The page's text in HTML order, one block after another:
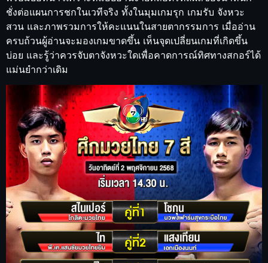
ชั่งต่อแผนการชกในเวทีจริง ทั้งในมุมเกมรุก เกมรับ จังหวะ
สวน และภาพรวมการให้คะแนนในสายตากรรมการ เมื่ออ่าน
ครบถ้วนผู้อ่านจะมองเกมขาดขึ้น เห็นจุดเปลี่ยนเกมที่เกิดขึ้น
บ่อย และรู้ว่าควรจับตาจังหวะใดเพื่อคาดการณ์ทิศทางสกอร์ได้
แม่นยำกว่าเดิม